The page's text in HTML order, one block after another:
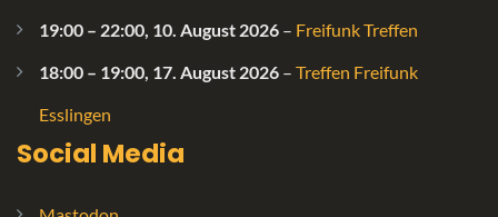
19:00 – 22:00, 10. August 2026 – Freifunk Treffen
18:00 – 19:00, 17. August 2026 – Treffen Freifunk
Esslingen
Social Media